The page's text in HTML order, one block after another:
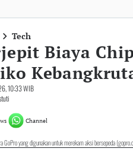
Tech
Biaya
10:33 WIB
Channel
GoPro yang digunakan untuk merekam aksi bersepeda